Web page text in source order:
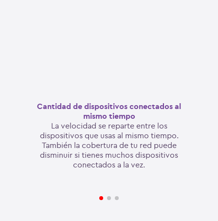
Cantidad de dispositivos conectados al
mismo tiempo
La velocidad se reparte entre los
dispositivos que usas al mismo tiempo.
También la cobertura de tu red puede
disminuir si tienes muchos dispositivos
conectados a la vez.